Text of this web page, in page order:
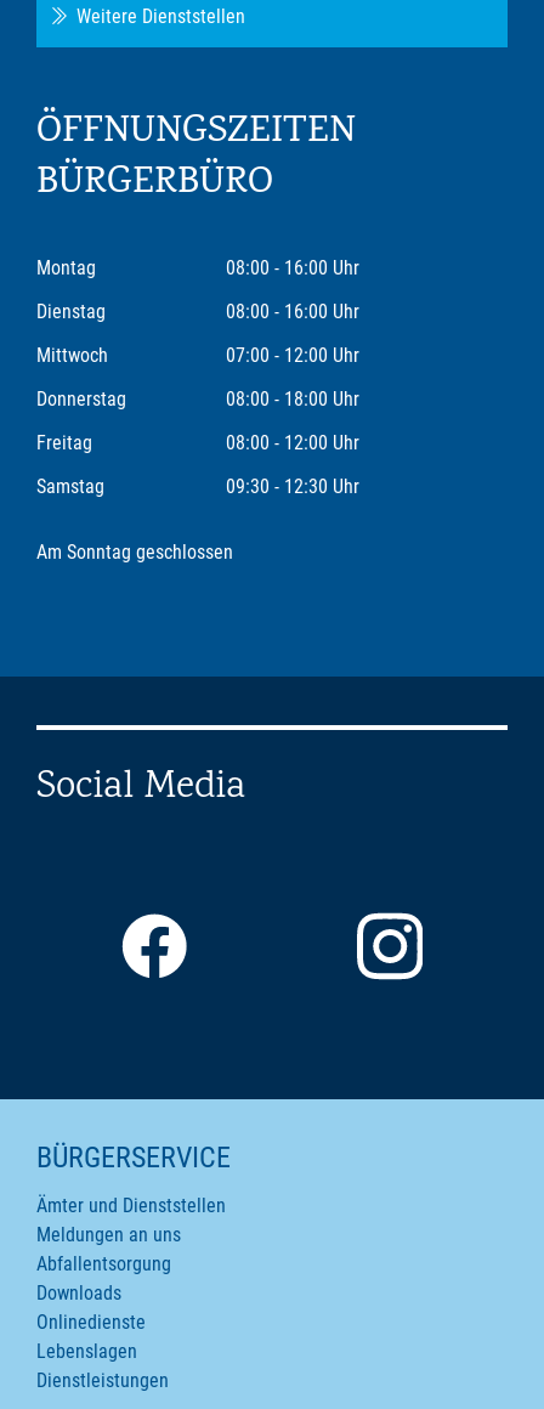
Weitere Dienststellen
ÖFFNUNGSZEITEN
BÜRGERBÜRO
Montag
08:00 - 16:00 Uhr
Dienstag
08:00 - 16:00 Uhr
Mittwoch
07:00 - 12:00 Uhr
Donnerstag
08:00 - 18:00 Uhr
Freitag
08:00 - 12:00 Uhr
Samstag
09:30 - 12:30 Uhr
Am Sonntag geschlossen
Social Media
SEITENINHALTE
BÜRGERSERVICE
Ämter und Dienststellen
Meldungen an uns
Abfallentsorgung
Downloads
Onlinedienste
Lebenslagen
Dienstleistungen